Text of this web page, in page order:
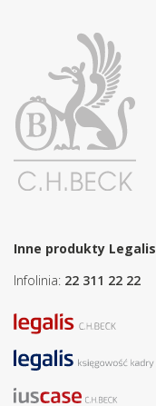
Inne produkty Legalis
Infolinia: 22 311 22 22